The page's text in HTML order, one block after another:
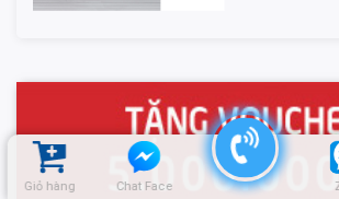
Giỏ hàng Chat Face